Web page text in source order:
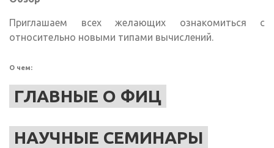
Приглашаем всех желающих ознакомиться с
относительно новыми типами вычислений.
О чем:
ГЛАВНЫЕ О ФИЦ
НАУЧНЫЕ СЕМИНАРЫ